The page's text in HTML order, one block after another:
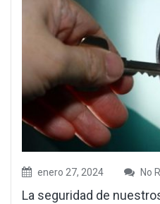
enero 27, 2024 No
La seguridad de